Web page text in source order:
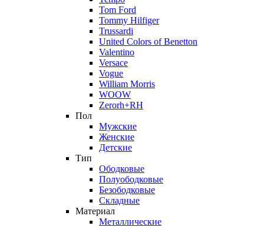
Tom Ford
Tommy Hilfiger
Trussardi
United Colors of Benetton
Valentino
Versace
Vogue
William Morris
WOOW
Zerorh+RH
Пол
Мужские
Женские
Детские
Тип
Ободковые
Полуободковые
Безободковые
Складные
Материал
Металлические